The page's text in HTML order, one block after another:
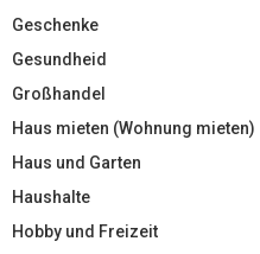
Geschenke
Gesundheid
Großhandel
Haus mieten (Wohnung mieten)
Haus und Garten
Haushalte
Hobby und Freizeit